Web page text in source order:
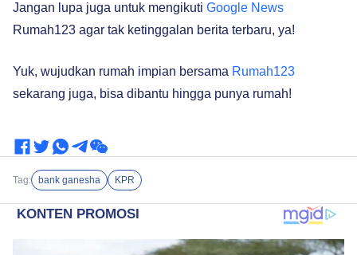
Jangan lupa juga untuk mengikuti Google News
Rumah123 agar tak ketinggalan berita terbaru, ya!
Yuk, wujudkan rumah impian bersama Rumah123
sekarang juga, bisa dibantu hingga punya rumah!
Tag: bank ganesha KPR